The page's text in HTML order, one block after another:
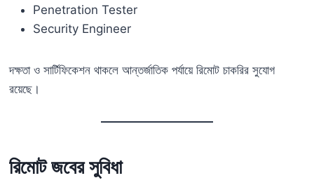
Penetration Tester
Security Engineer
দক্ষতা ও সার্টিফিকেশন থাকলে আন্তর্জাতিক পর্যায়ে রিমোট চাকরির সুযোগ
রয়েছে।
রিমোট জবের সুবিধা